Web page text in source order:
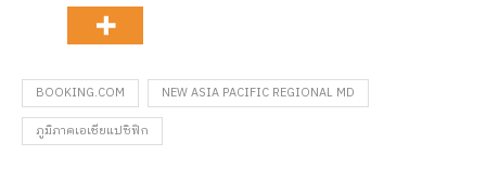
BOOKING.COM
NEW ASIA PACIFIC REGIONAL MD
ภูมิภาคเอเชียแปซิฟิก